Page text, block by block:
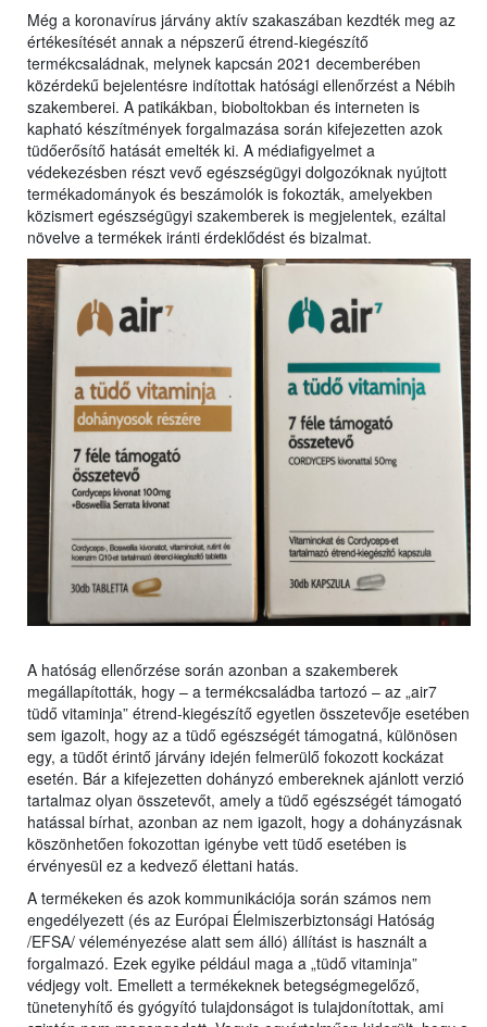
Még a koronavírus járvány aktív szakaszában kezdték meg az
értékesítését annak a népszerű étrend-kiegészítő
termékcsaládnak, melynek kapcsán 2021 decemberében
közérdekű bejelentésre indítottak hatósági ellenőrzést a Nébih
szakemberei. A patikákban, bioboltokban és interneten is
kapható készítmények forgalmazása során kifejezetten azok
tüdőerősítő hatását emelték ki. A médiafigyelmet a
védekezésben részt vevő egészségügyi dolgozóknak nyújtott
termékadományok és beszámolók is fokozták, amelyekben
közismert egészségügyi szakemberek is megjelentek, ezáltal
növelve a termékek iránti érdeklődést és bizalmat.
A hatóság ellenőrzése során azonban a szakemberek
megállapították, hogy – a termékcsaládba tartozó – az „air7
tüdő vitaminja” étrend-kiegészítő egyetlen összetevője esetében
sem igazolt, hogy az a tüdő egészségét támogatná, különösen
egy, a tüdőt érintő járvány idején felmerülő fokozott kockázat
esetén. Bár a kifejezetten dohányzó embereknek ajánlott verzió
tartalmaz olyan összetevőt, amely a tüdő egészségét támogató
hatással bírhat, azonban az nem igazolt, hogy a dohányzásnak
köszönhetően fokozottan igénybe vett tüdő esetében is
érvényesül ez a kedvező élettani hatás.
A termékeken és azok kommunikációja során számos nem
engedélyezett (és az Európai Élelmiszerbiztonsági Hatóság
/EFSA/ véleményezése alatt sem álló) állítást is használt a
forgalmazó. Ezek egyike például maga a „tüdő vitaminja”
védjegy volt. Emellett a termékeknek betegségmegelőző,
tünetenyhítő és gyógyító tulajdonságot is tulajdonítottak, ami